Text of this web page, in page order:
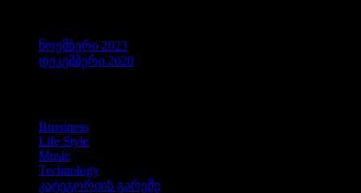
ნოემბერი 2023
დეკემბერი 2020
Bussiness
Life Style
Music
Technology
კატეგორიის გარეშე